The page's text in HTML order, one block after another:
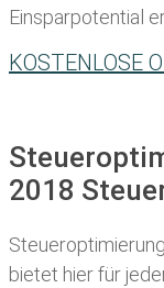
Einsparpotential
KOSTENLOSE
2018
bietet hier für